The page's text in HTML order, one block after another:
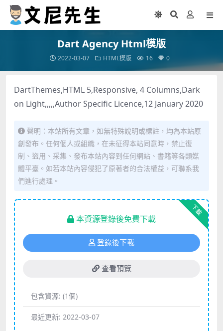
Dart Agency Html模版
2022-03-07 HTML模版 16 0
DartThemes,HTML 5,Responsive, 4 Columns,Dark
on Light,,,,,Author Specific Licence,12 January 2020
聲明：本站所有文章，如無特殊說明或標註，均為本站原
創發布。任何個人或組織，在未征得本站同意時，禁止復
制、盜用、采集、發布本站內容到任何網站、書籍等各類媒
體平臺。如若本站內容侵犯了原著者的合法權益，可聯系我
們進行處理。
下載
本資源登錄後免費下載
登錄後下載
查看預覽
包含資源: (1個)
最近更新: 2022-03-07